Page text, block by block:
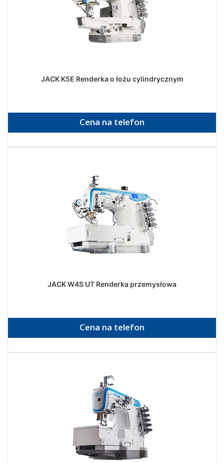
JACK K5E Renderka o łożu cylindrycznym
Cena na telefon
JACK W4S UT Renderka przemysłowa
Cena na telefon